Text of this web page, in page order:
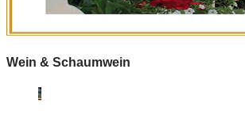
Wein & Schaumwein